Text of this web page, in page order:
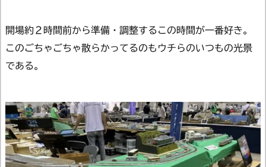
開場約２時間前から準備・調整するこの時間が一番好き。
このごちゃごちゃ散らかってるのもウチらのいつもの光景
である。